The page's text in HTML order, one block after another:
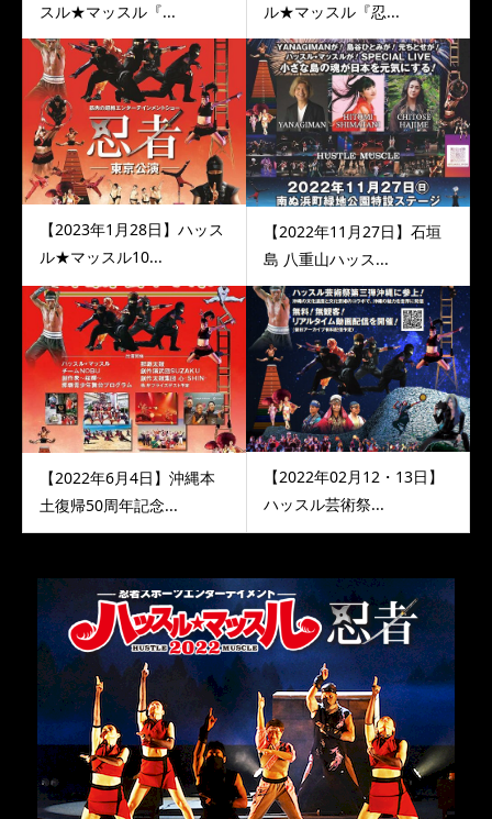
スル★マッスル『... ル★マッスル『忍...
【2023年1月28日】ハッス
ル★マッスル10...
【2022年11月27日】石垣
島 八重山ハッス...
【2022年6月4日】沖縄本
土復帰50周年記念...
【2022年02月12・13日】
ハッスル芸術祭...